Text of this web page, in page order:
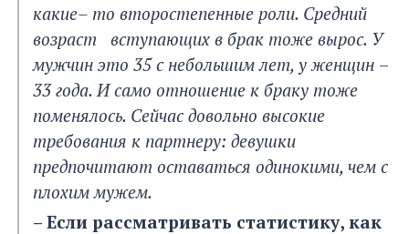
какие– то второстепенные роли. Средний
возраст вступающих в брак тоже вырос. У
мужчин это 35 с небольшим лет, у женщин –
33 года. И само отношение к браку тоже
поменялось. Сейчас довольно высокие
требования к партнеру: девушки
предпочитают оставаться одинокими, чем с
плохим мужем.
– Если рассматривать статистику, как